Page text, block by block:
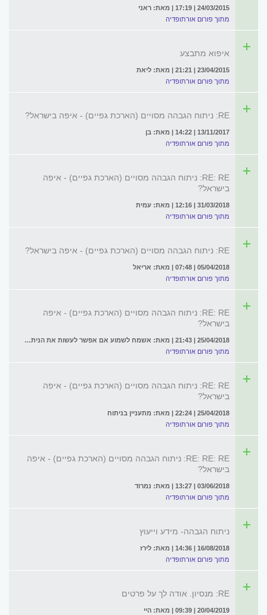
24/03/2015 | 17:19 | מאת: ראני
מתוך פורום אורתופדיה
איפוא מתבצע
23/04/2015 | 21:21 | מאת: ליאת
מתוך פורום אורתופדיה
RE: ניתוח הגבהה מסויים (הארכת גפיים) - איפה בישראל?
13/11/2017 | 14:22 | מאת: בן
מתוך פורום אורתופדיה
RE: RE: ניתוח הגבהה מסויים (הארכת גפיים) - איפה
בישראל?
31/03/2018 | 12:16 | מאת: עמית
מתוך פורום אורתופדיה
RE: ניתוח הגבהה מסויים (הארכת גפיים) - איפה בישראל?
05/04/2018 | 07:48 | מאת: אריאל
מתוך פורום אורתופדיה
RE: RE: ניתוח הגבהה מסויים (הארכת גפיים) - איפה
בישראל?
25/04/2018 | 21:43 | מאת: אשמח לשמוע אם אפשר לעשות את הניתוח ומה העחות והדברים הכרוכים בכך
מתוך פורום אורתופדיה
RE: RE: ניתוח הגבהה מסויים (הארכת גפיים) - איפה
בישראל?
25/04/2018 | 22:24 | מאת: מתעניין בניתוח
מתוך פורום אורתופדיה
RE: RE: RE: ניתוח הגבהה מסויים (הארכת גפיים) - איפה
בישראל?
03/06/2018 | 13:27 | מאת: נמרוד
מתוך פורום אורתופדיה
ניתוח הגבהה- מידע וייעוץ
16/08/2018 | 14:36 | מאת: לירז
מתוך פורום אורתופדיה
RE: מנסיון. אודה לך על פרטים
20/04/2019 | 09:39 | מאת: היי